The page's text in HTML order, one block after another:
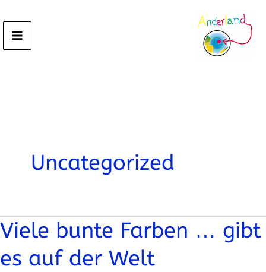
springen
Uncategorized
Viele bunte Farben … gibt
es auf der Welt
Viele
Farben